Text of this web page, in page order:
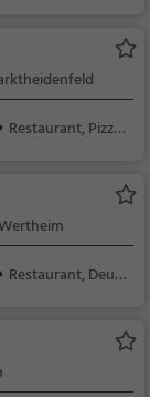
Restaurant, Pizza,
Mittagessen, Euro
Restaurant, Deuts